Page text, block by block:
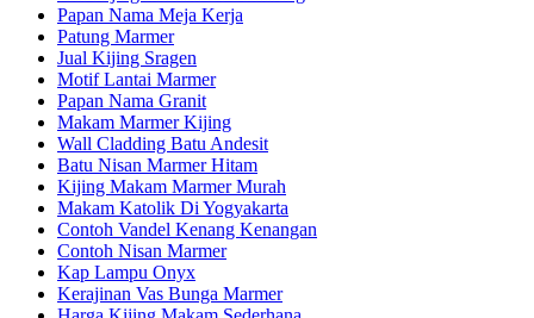
Papan Nama Meja Kerja
Patung Marmer
Jual Kijing Sragen
Motif Lantai Marmer
Papan Nama Granit
Makam Marmer Kijing
Wall Cladding Batu Andesit
Batu Nisan Marmer Hitam
Kijing Makam Marmer Murah
Makam Katolik Di Yogyakarta
Contoh Vandel Kenang Kenangan
Contoh Nisan Marmer
Kap Lampu Onyx
Kerajinan Vas Bunga Marmer